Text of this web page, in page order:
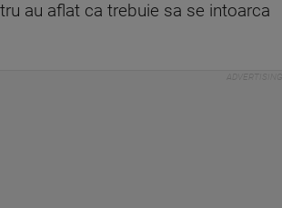
au aflat ca trebuie sa se intoarca